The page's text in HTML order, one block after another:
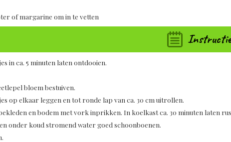
of margarine om in te vetten
in ca. 5 minuten laten ontdooien.
bloem bestuiven.
op elkaar leggen en tot ronde lap van ca. 30 cm uitrollen.
en bodem met vork inprikken. In koelkast ca. 30 minuten laten
onder koud stromend water goed schoonboenen.